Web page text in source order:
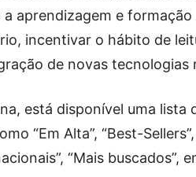
aprendizagem e
incentivar o hábito de
de novas tecnologias
está disponível uma
“Em Alta”, “Best-
“Mais buscados”,